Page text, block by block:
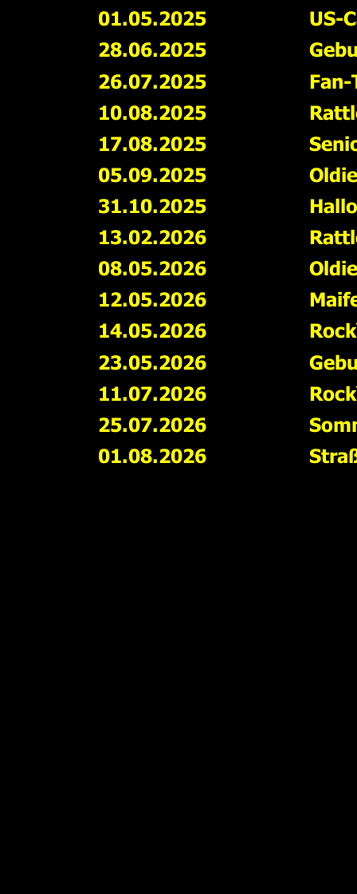
01.05.2025
US-
28.06.2025
26.07.2025
10.08.2025
17.08.2025
05.09.2025
31.10.2025
13.02.2026
08.05.2026
12.05.2026
14.05.2026
23.05.2026
11.07.2026
25.07.2026
01.08.2026